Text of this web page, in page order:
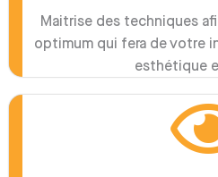
Maitrise des techniques
optimum qui fera de votre
esthétique